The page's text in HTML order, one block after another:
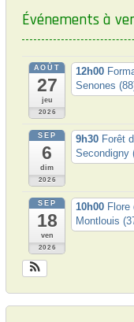
Événements à
AOÛT
27
jeu
2026
12h00
Senones
SEP
6
dim
2026
9h30 Forêt
Secondigny
SEP
18
ven
2026
10h00
Montlouis